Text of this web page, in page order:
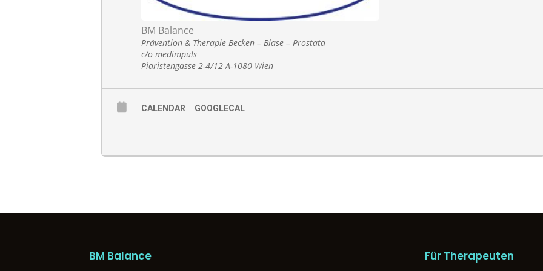
BM Balance
Prävention & Therapie Becken – Blase – Prostata
c/o medimpuls
Piaristengasse 2-4/12 A-1080 Wien
CALENDAR GOOGLECAL
BM Balance Für Therapeuten